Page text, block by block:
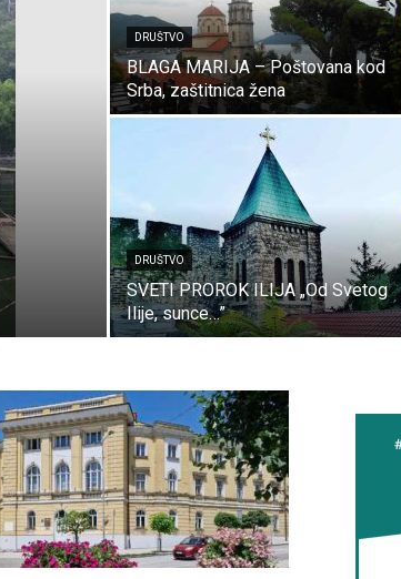
DRUŠTVO
BLAGA MARIJA – Poštovana kod
Srba, zaštitnica žena
DRUŠTVO
SVETI PROROK ILIJA „Od Svetog
Ilije, sunce…”